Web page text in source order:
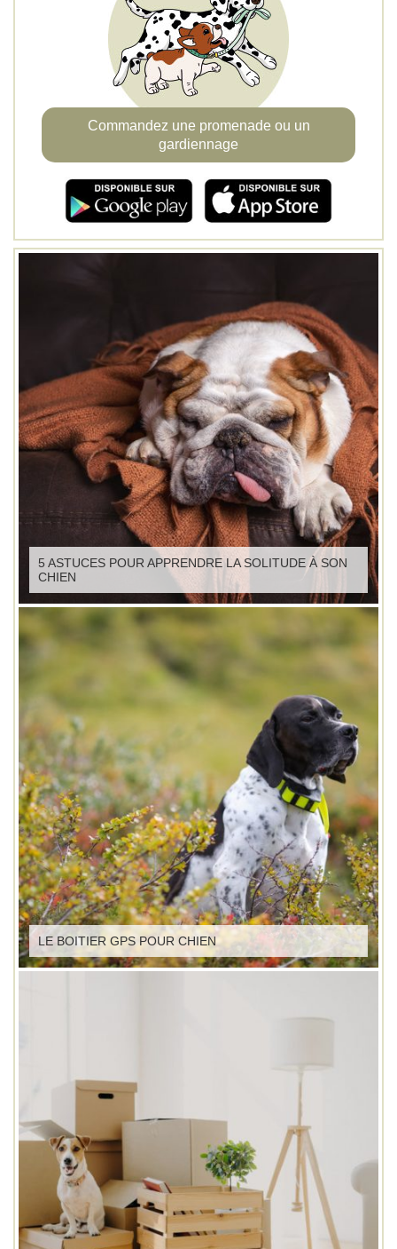
Commandez une promenade ou un
gardiennage
5 ASTUCES POUR APPRENDRE LA SOLITUDE À SON
CHIEN
LE BOITIER GPS POUR CHIEN